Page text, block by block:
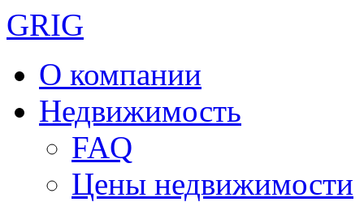
GRIG
О компании
Недвижимость
FAQ
Цены недвижимости